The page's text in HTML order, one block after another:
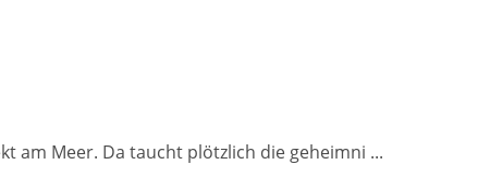
am Meer. Da taucht plötzlich die geheimni ...